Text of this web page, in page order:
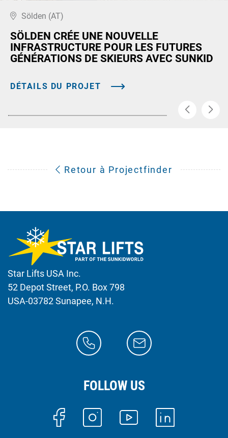
Sölden (AT)
SÖLDEN CRÉE UNE NOUVELLE
INFRASTRUCTURE POUR LES FUTURES
GÉNÉRATIONS DE SKIEURS AVEC SUNKID
DÉTAILS DU PROJET
Retour à Projectfinder
Star Lifts USA Inc.
52 Depot Street, P.O. Box 798
USA-03782 Sunapee, N.H.
FOLLOW US